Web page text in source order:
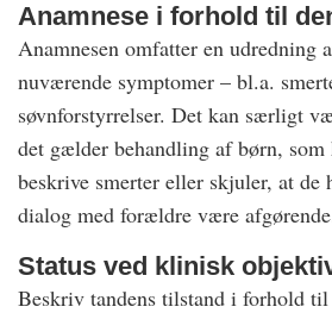
Anamnese i forhold til
Anamnesen omfatter en udredning
nuværende symptomer – bl.a.
søvnforstyrrelser. Det kan særligt
det gælder behandling af børn, som
beskrive smerter eller skjuler, at de
dialog med forældre være
Status ved klinisk
Beskriv tandens tilstand i forhold